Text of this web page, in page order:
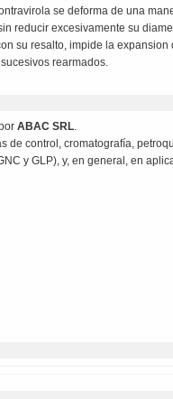
se deforma de una
reducir excesivamente su
su resalto, impide la
rearmados.
ABAC SRL.
de control, cromatografía,
y GLP), y, en general, en